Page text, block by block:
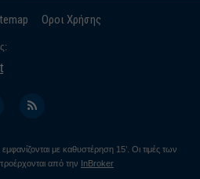
Οροι Χρήσης
με καθυστέρηση 15’. Οι τιμές των
από την InBroker